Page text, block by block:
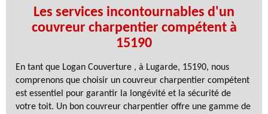
Les services incontournables d'un
couvreur charpentier compétent à
15190
En tant que Logan Couverture , à Lugarde, 15190, nous
comprenons que choisir un couvreur charpentier compétent
est essentiel pour garantir la longévité et la sécurité de
votre toit. Un bon couvreur charpentier offre une gamme de